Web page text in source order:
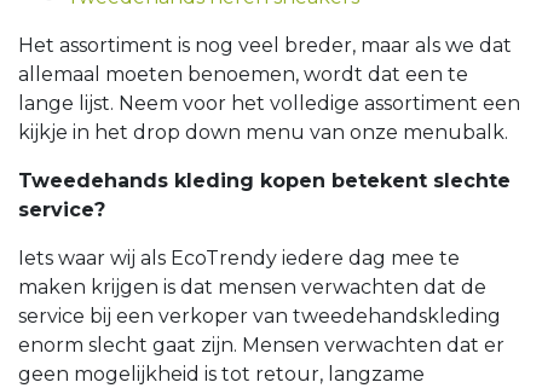
Het assortiment is nog veel breder, maar als we dat
allemaal moeten benoemen, wordt dat een te
lange lijst. Neem voor het volledige assortiment een
kijkje in het drop down menu van onze menubalk.
Tweedehands kleding kopen betekent slechte
service?
Iets waar wij als EcoTrendy iedere dag mee te
maken krijgen is dat mensen verwachten dat de
service bij een verkoper van tweedehandskleding
enorm slecht gaat zijn. Mensen verwachten dat er
geen mogelijkheid is tot retour, langzame